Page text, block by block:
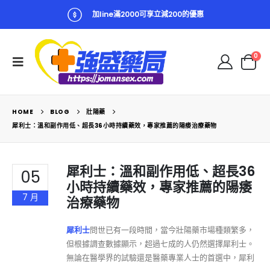
加line滿2000可享立減200的優惠
0
HOME BLOG
壯陽藥
犀利士：溫和副作用低、超長36小時持續藥效，專家推薦的陽痿治療藥物
05
7 月
犀利士：溫和副作用低、超長36
小時持續藥效，專家推薦的陽痿
治療藥物
犀利士問世已有一段時間，當今壯陽藥市場種類繁多，
但根據調查數據顯示，超過七成的人仍然選擇犀利士。
無論在醫學界的試驗還是醫藥專業人士的首選中，犀利